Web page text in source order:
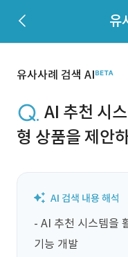
유
유사사례 검색 AI
AI 추천 시
형 상품을 제안
- AI 추천 시스템을
기능 개발